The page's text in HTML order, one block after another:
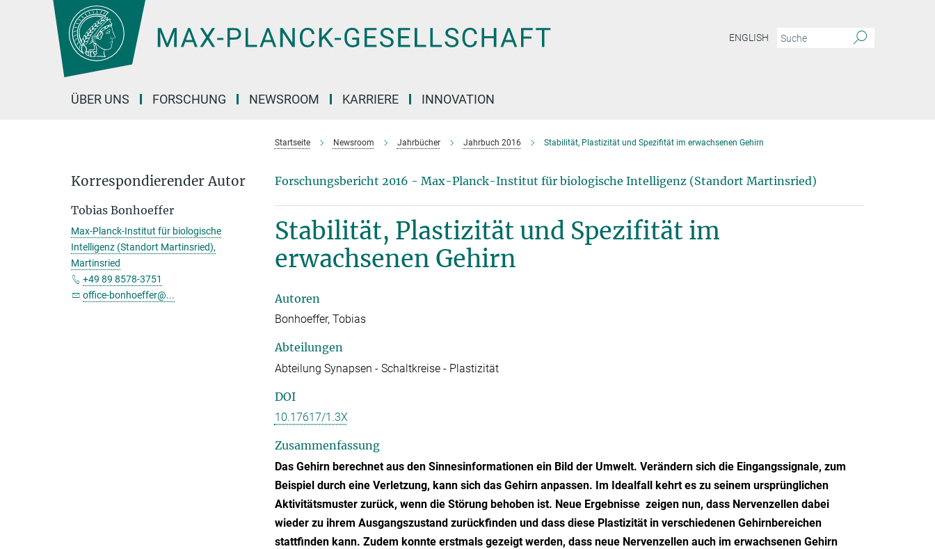
Hauptinhalt
ENGLISH
ÜBER UNS FORSCHUNG NEWSROOM KARRIERE INNOVATION
Startseite Newsroom Jahrbücher Jahrbuch 2016 Stabilität, Plastizität und Spezifität im erwachsenen Gehirn
Forschungsbericht 2016 - Max-Planck-Institut für biologische Intelligenz (Standort Martinsried)
Stabilität, Plastizität und Spezifität im
erwachsenen Gehirn
Autoren
Bonhoeffer, Tobias
Abteilungen
Abteilung Synapsen - Schaltkreise - Plastizität
DOI
10.17617/1.3X
Zusammenfassung
Das Gehirn berechnet aus den Sinnesinformationen ein Bild der Umwelt. Verändern sich die Eingangssignale, zum
Beispiel durch eine Verletzung, kann sich das Gehirn anpassen. Im Idealfall kehrt es zu seinem ursprünglichen
Aktivitätsmuster zurück, wenn die Störung behoben ist. Neue Ergebnisse zeigen nun, dass Nervenzellen dabei
wieder zu ihrem Ausgangszustand zurückfinden und dass diese Plastizität in verschiedenen Gehirnbereichen
stattfinden kann. Zudem konnte erstmals gezeigt werden, dass neue Nervenzellen auch im erwachsenen Gehirn
Korrespondierender Autor
Tobias Bonhoeffer
Max-Planck-Institut für biologische
Intelligenz (Standort Martinsried),
Martinsried
+49 89 8578-3751
office-bonhoeffer@...